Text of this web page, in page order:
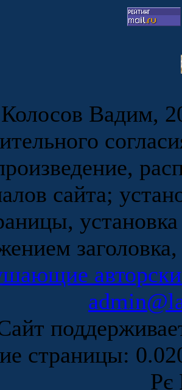
Вадим,
сайта;
страницы:
Рє